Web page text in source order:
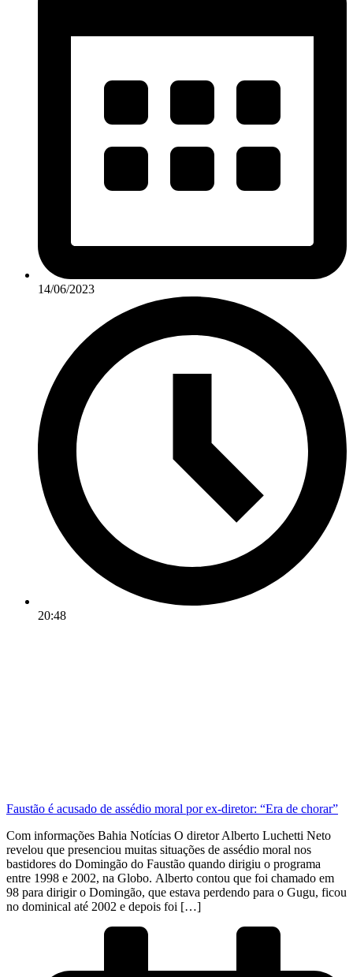
14/06/2023
20:48
Faustão é acusado de assédio moral por ex-diretor: “Era de chorar”
Com informações Bahia Notícias O diretor Alberto Luchetti Neto
revelou que presenciou muitas situações de assédio moral nos
bastidores do Domingão do Faustão quando dirigiu o programa
entre 1998 e 2002, na Globo. Alberto contou que foi chamado em
98 para dirigir o Domingão, que estava perdendo para o Gugu, ficou
no dominical até 2002 e depois foi […]